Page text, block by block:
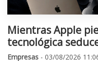
Mientras Apple
tecnológica
Empresas - 03/08/2026